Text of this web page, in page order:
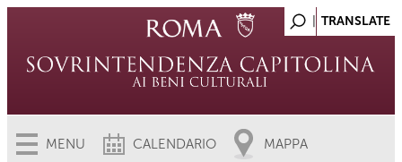
MENU CALENDARIO MAPPA